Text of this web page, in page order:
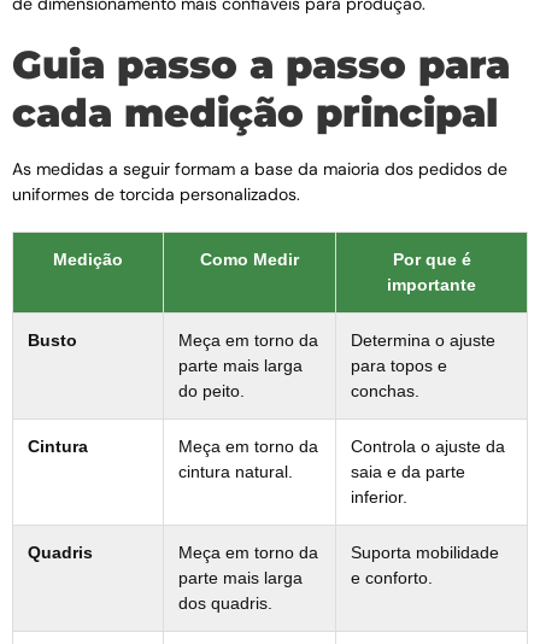
Guia passo a passo para
cada medição principal
As medidas a seguir formam a base da maioria dos pedidos de
uniformes de torcida personalizados.
Medição Como Medir
Por que é
importante
Busto
Meça em torno da
parte mais larga
do peito.
Determina o ajuste
para topos e
conchas.
Cintura
Meça em torno da
cintura natural.
Controla o ajuste da
saia e da parte
inferior.
Quadris
Meça em torno da
parte mais larga
dos quadris.
Suporta mobilidade
e conforto.